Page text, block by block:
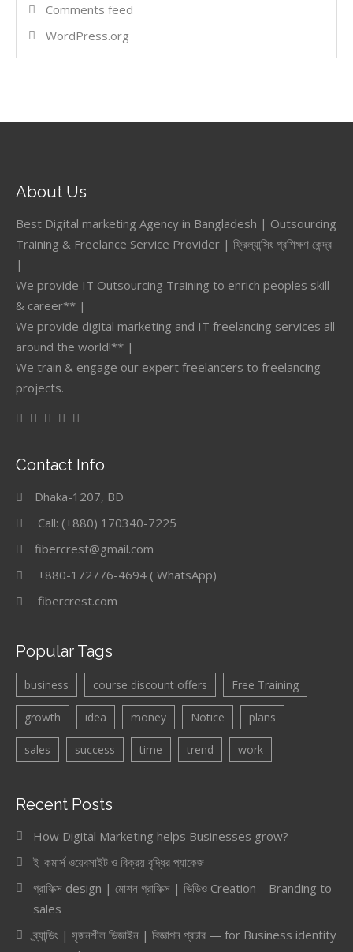
Comments feed
WordPress.org
About Us
Best Digital marketing Agency in Bangladesh | Outsourcing
Training & Freelance Service Provider | ফ্রিল্যান্সিং প্রশিক্ষণ কেন্দ্র
|
We provide IT Outsourcing Training to enrich peoples skill
& career** |
We provide digital marketing and IT freelancing services all
around the world!** |
We train & engage our expert freelancers to freelancing
projects.
Contact Info
Dhaka-1207, BD
Call: (+880) 170340-7225
fibercrest@gmail.com
+880-172776-4694 ( WhatsApp)
fibercrest.com
Popular Tags
business course discount offers Free Training
growth idea money Notice plans
sales success time trend work
Recent Posts
How Digital Marketing helps Businesses grow?
ই-কমার্স ওয়েবসাইট ও বিক্রয় বৃদ্ধির প্যাকেজ
গ্রাফিক্স design | মোশন গ্রাফিক্স | ভিডিও Creation – Branding to
sales
ব্র্যান্ডিং | সৃজনশীল ডিজাইন | বিজ্ঞাপন প্রচার — for Business identity